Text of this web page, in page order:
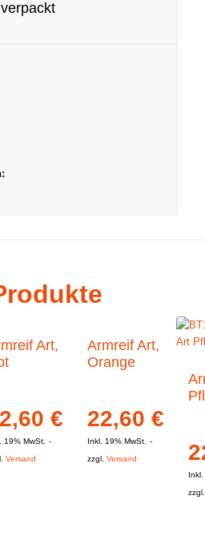
Art,
€
19% MwSt.
Versand
Armreif Art,
Orange
22,60 €
Inkl. 19% MwSt.
zzgl. Versand